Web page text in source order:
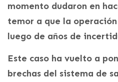
momento dudaron en
temor a que la
luego de años de
Este caso ha vuelto a
brechas del sistema de